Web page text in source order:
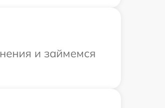
и займемся